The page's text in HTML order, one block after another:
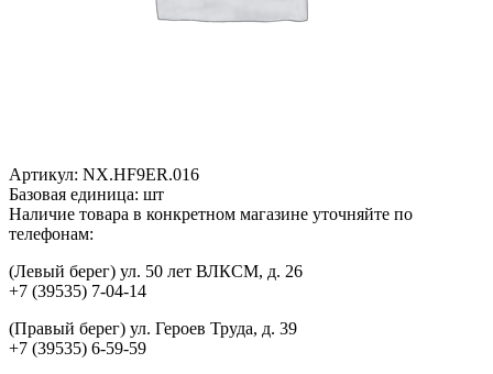
Артикул: NX.HF9ER.016
Базовая единица: шт
Наличие товара в конкретном магазине уточняйте по
телефонам:
(Левый берег) ул. 50 лет ВЛКСМ, д. 26
+7 (39535) 7-04-14
(Правый берег) ул. Героев Труда, д. 39
+7 (39535) 6-59-59